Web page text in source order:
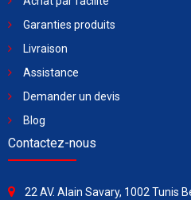
Garanties produits
Livraison
Assistance
Demander un devis
Blog
Contactez-nous
22 AV. Alain Savary, 1002 Tunis